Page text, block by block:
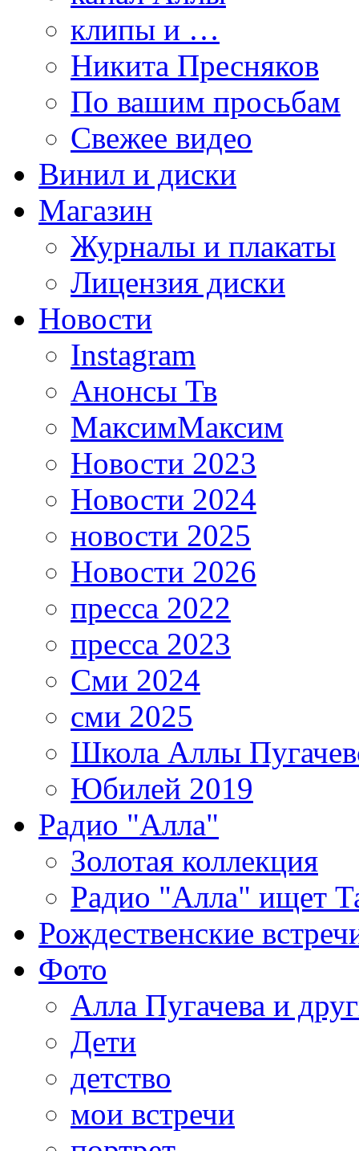
клипы и …
Никита Пресняков
По вашим просьбам
Свежее видео
Винил и диски
Магазин
Журналы и плакаты
Лицензия диски
Новости
Instagram
Анонсы Тв
МаксимМаксим
Новости 2023
Новости 2024
новости 2025
Новости 2026
пресса 2022
пресса 2023
Сми 2024
сми 2025
Школа Аллы
Юбилей 2019
Радио "Алла"
Золотая коллекция
Радио "Алла" ищет
Рождественские
Фото
Алла Пугачева и
Дети
детство
мои встречи